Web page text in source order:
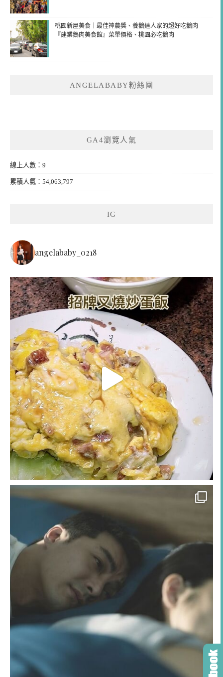
桃園新屋美食｜最佳神農獎、養鵝達人家的超好吃鵝肉
『建業鵝肉美食館』菜單價格、桃園必吃鵝肉
ANGELABABY粉絲團
GA4瀏覽人氣
線上人數：9
累積人氣：54,063,797
IG
angelababy_0218